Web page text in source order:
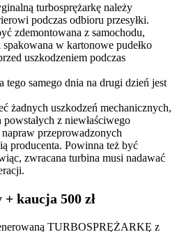
turbosprężarkę należy
podczas odbioru przesyłki.
zdemontowana z samochodu,
w kartonowe pudełko
uszkodzeniem podczas
tego samego dnia na drugi dzień jest
żadnych uszkodzeń mechanicznych,
z niewłaściwego
przeprowadzonych
producenta. Powinna też być
zwracana turbina musi nadawać
kaucja 500 zł
TURBOSPRĘŻARKĘ z